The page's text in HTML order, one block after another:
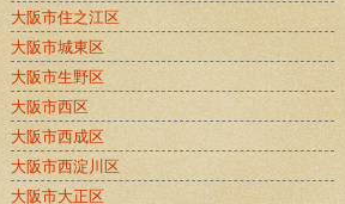
大阪市住之江区
大阪市城東区
大阪市生野区
大阪市西区
大阪市西成区
大阪市西淀川区
大阪市大正区